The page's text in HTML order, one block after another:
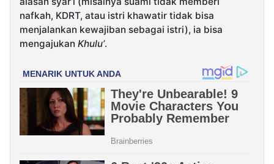
nafkah, KDRT, atau istri khawatir tidak bisa
menjalankan kewajiban sebagai istri), ia bisa
mengajukan Khulu’.